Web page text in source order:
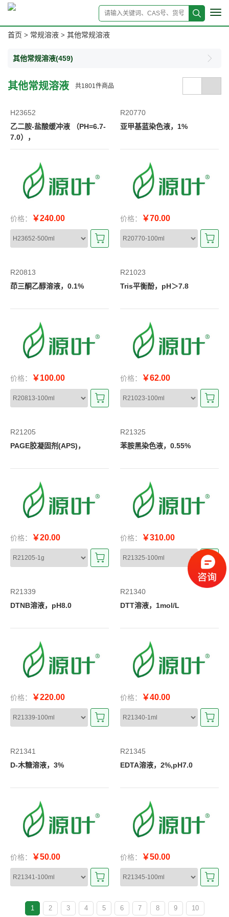
首页 > 常规溶液 > 其他常规溶液
其他常规溶液(459)
其他常规溶液 共1801 件商品
H23652
乙二胺-盐酸缓冲液 （PH=6.7-
7.0），
价格： ￥240.00
R20770
亚甲基蓝染色液，1%
价格： ￥70.00
R20813
茚三酮乙醇溶液，0.1%
价格： ￥100.00
R21023
Tris平衡酚，pH＞7.8
价格： ￥62.00
R21205
PAGE胶凝固剂(APS)，
价格： ￥20.00
R21325
苯胺黑染色液，0.55%
价格： ￥310.00
R21339
DTNB溶液，pH8.0
价格： ￥220.00
R21340
DTT溶液，1mol/L
价格： ￥40.00
R21341
D-木糖溶液，3%
价格： ￥50.00
R21345
EDTA溶液，2%,pH7.0
价格： ￥50.00
1 2 3 4 5 6 7 8 9 10